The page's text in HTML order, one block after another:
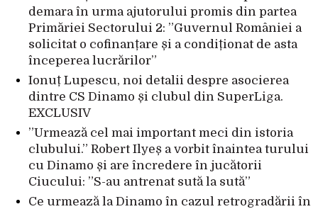
demara în urma ajutorului promis din partea
Primăriei Sectorului 2: ”Guvernul României a
solicitat o cofinanțare și a condiționat de asta
începerea lucrărilor”
Ionuț Lupescu, noi detalii despre asocierea
dintre CS Dinamo și clubul din SuperLiga.
EXCLUSIV
”Urmează cel mai important meci din istoria
clubului.” Robert Ilyeș a vorbit înaintea turului
cu Dinamo și are încredere în jucătorii
Ciucului: ”S-au antrenat sută la sută”
Ce urmează la Dinamo în cazul retrogradării în